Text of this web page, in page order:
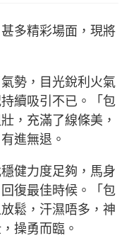
多精彩場面，現將
勢，目光銳利火氣
續吸引不已。「包
，充滿了線條美，
進無退。
健力度足夠，馬身
復最佳時候。「包
鬆，汗濕唔多，神
操勇而臨。